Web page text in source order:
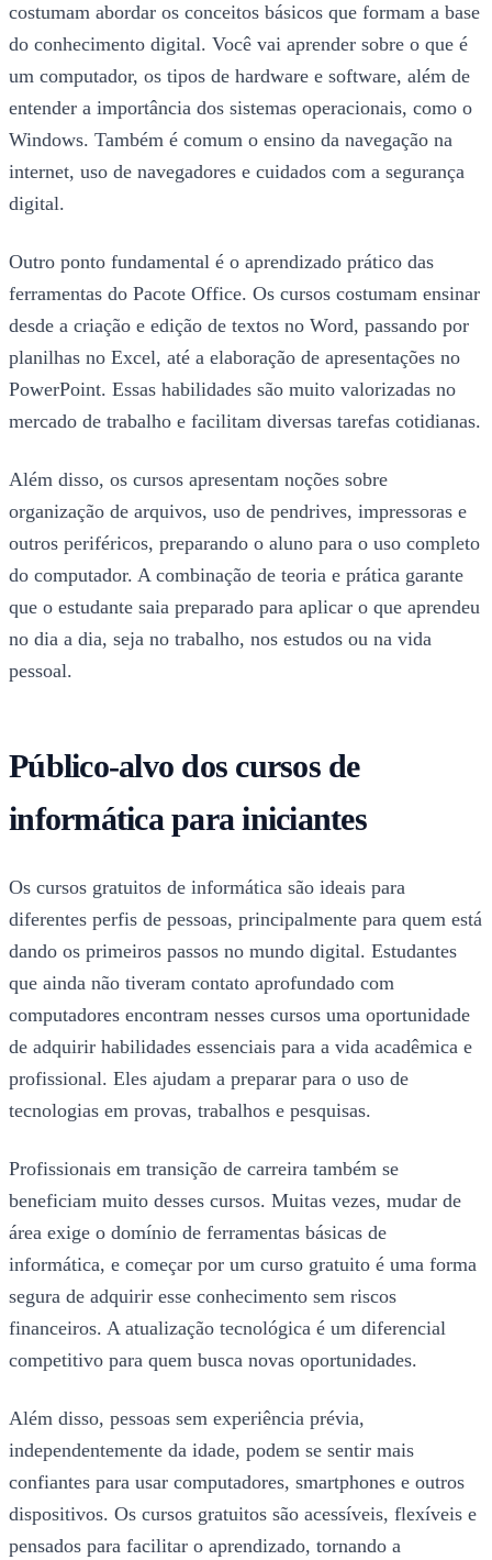
costumam abordar os conceitos básicos que formam a base
do conhecimento digital. Você vai aprender sobre o que é
um computador, os tipos de hardware e software, além de
entender a importância dos sistemas operacionais, como o
Windows. Também é comum o ensino da navegação na
internet, uso de navegadores e cuidados com a segurança
digital.
Outro ponto fundamental é o aprendizado prático das
ferramentas do Pacote Office. Os cursos costumam ensinar
desde a criação e edição de textos no Word, passando por
planilhas no Excel, até a elaboração de apresentações no
PowerPoint. Essas habilidades são muito valorizadas no
mercado de trabalho e facilitam diversas tarefas cotidianas.
Além disso, os cursos apresentam noções sobre
organização de arquivos, uso de pendrives, impressoras e
outros periféricos, preparando o aluno para o uso completo
do computador. A combinação de teoria e prática garante
que o estudante saia preparado para aplicar o que aprendeu
no dia a dia, seja no trabalho, nos estudos ou na vida
pessoal.
Público-alvo dos cursos de
informática para iniciantes
Os cursos gratuitos de informática são ideais para
diferentes perfis de pessoas, principalmente para quem está
dando os primeiros passos no mundo digital. Estudantes
que ainda não tiveram contato aprofundado com
computadores encontram nesses cursos uma oportunidade
de adquirir habilidades essenciais para a vida acadêmica e
profissional. Eles ajudam a preparar para o uso de
tecnologias em provas, trabalhos e pesquisas.
Profissionais em transição de carreira também se
beneficiam muito desses cursos. Muitas vezes, mudar de
área exige o domínio de ferramentas básicas de
informática, e começar por um curso gratuito é uma forma
segura de adquirir esse conhecimento sem riscos
financeiros. A atualização tecnológica é um diferencial
competitivo para quem busca novas oportunidades.
Além disso, pessoas sem experiência prévia,
independentemente da idade, podem se sentir mais
confiantes para usar computadores, smartphones e outros
dispositivos. Os cursos gratuitos são acessíveis, flexíveis e
pensados para facilitar o aprendizado, tornando a